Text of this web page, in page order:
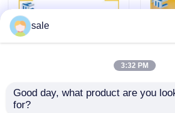
মামলা
ট্যাংক পোলিশিং মেশিন
415V কার্বন ইস্পাত চাপ ঝালাই
sale
3:32 PM
Good day, what product are you
for?